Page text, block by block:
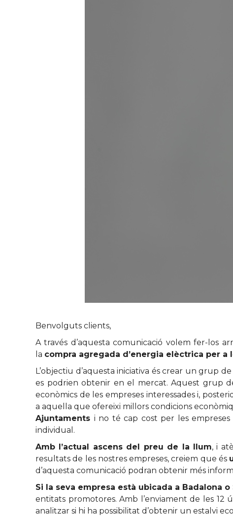
Benvolguts clients,
A través d’aquesta comunicació volem fer-los
la compra agregada d’energia elèctrica per a
L’objectiu d’aquesta iniciativa és crear un grup
es podrien obtenir en el mercat. Aquest grup
econòmics de les empreses interessades i,
a aquella que ofereixi millors condicions
Ajuntaments i no té cap cost per les empreses
individual.
Amb l’actual ascens del preu de la llum, i
resultats de les nostres empreses, creiem que és
d’aquesta comunicació podran obtenir més
Si la seva empresa està ubicada a Badalona
entitats promotores. Amb l’enviament de les
analitzar si hi ha possibilitat d’obtenir un estalvi